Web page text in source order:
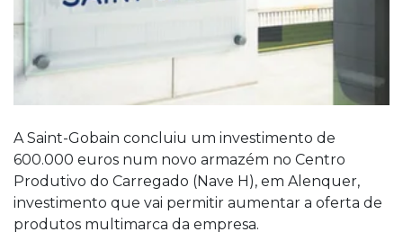
A Saint-Gobain concluiu um investimento de
600.000 euros num novo armazém no Centro
Produtivo do Carregado (Nave H), em Alenquer,
investimento que vai permitir aumentar a oferta de
produtos multimarca da empresa.